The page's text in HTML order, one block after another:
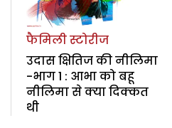
फैमिली स्टोरीज
उदास क्षितिज की नीलिमा
-भाग 1 : आभा को बहू
नीलिमा से क्या दिक्कत
थी